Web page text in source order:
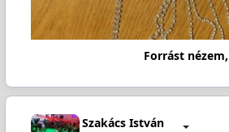
Forrást
Szakács István